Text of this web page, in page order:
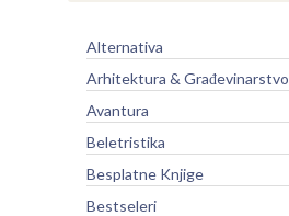
Alternativa
Arhitektura & Građevinarstvo
Avantura
Beletristika
Besplatne Knjige
Bestseleri